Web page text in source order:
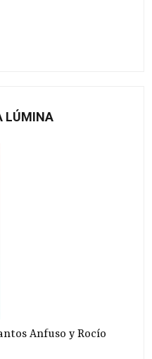
LÚMINA
Anfuso y Rocío